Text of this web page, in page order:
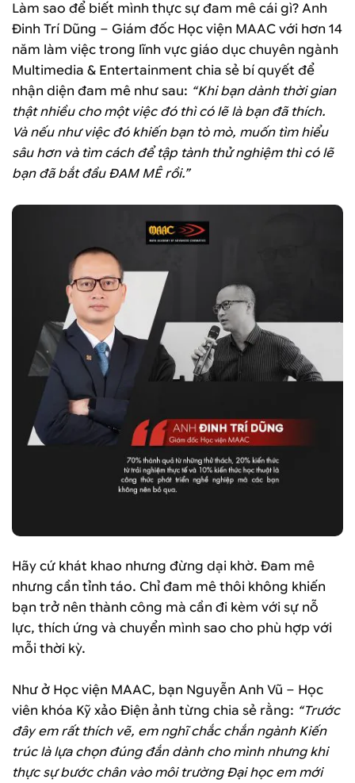
Làm sao để biết mình thực sự đam mê cái gì? Anh
Đinh Trí Dũng – Giám đốc Học viện MAAC với hơn 14
năm làm việc trong lĩnh vực giáo dục chuyên ngành
Multimedia & Entertainment chia sẻ bí quyết để
nhận diện đam mê như sau: “Khi bạn dành thời gian
thật nhiều cho một việc đó thì có lẽ là bạn đã thích.
Và nếu như việc đó khiến bạn tò mò, muốn tìm hiểu
sâu hơn và tìm cách để tập tành thử nghiệm thì có lẽ
bạn đã bắt đầu ĐAM MÊ rồi.”
Hãy cứ khát khao nhưng đừng dại khờ. Đam mê
nhưng cần tỉnh táo. Chỉ đam mê thôi không khiến
bạn trở nên thành công mà cần đi kèm với sự nỗ
lực, thích ứng và chuyển mình sao cho phù hợp với
mỗi thời kỳ.
Như ở Học viện MAAC, bạn Nguyễn Anh Vũ – Học
viên khóa Kỹ xảo Điện ảnh từng chia sẻ rằng: “Trước
đây em rất thích vẽ, em nghĩ chắc chắn ngành Kiến
trúc là lựa chọn đúng đắn dành cho mình nhưng khi
thực sự bước chân vào môi trường Đại học em mới